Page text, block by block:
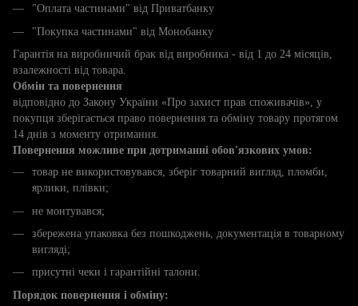
"Оплата частинами" від Приватбанку
"Покупка частинами" від Монобанку
Гарантія на виробничий брак від виробника - від 1 до 24 місяців,
взалежності від товара.
Обмін та повернення
відповідно до Закону України «Про захист прав споживачів», у
покупця зберігається право повернення та обміну товару протягом
14 днів з моменту отримання.
Повернення можливе при дотриманні обов'язкових умов:
товар не використовувався, зберіг товарний вигляд, пломби,
ярлики, плівки;
не монтувався;
збережена упаковка без пошкоджень, документація в товарному
вигляді;
присутні чеки і гарантійні талони.
Порядок повернення і обміну: